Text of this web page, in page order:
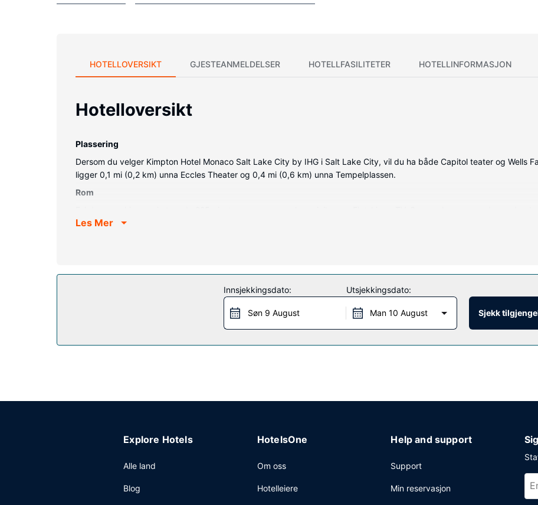
HOTELLOVERSIKT GJESTEANMELDELSER HOTELLFASILITETER HOTELLINFORMASJON
Hotelloversikt
Plassering
Dersom du velger Kimpton Hotel Monaco Salt Lake City by IHG i Salt Lake City, vil du ha både Capitol teater og Wells
ligger 0,1 mi (0,2 km) unna Eccles Theater og 0,4 mi (0,6 km) unna Tempelplassen.
Rom
deg oppdatert med wi-fi (inkludert) på rommet, og underholdningen er sikret med parabol-TV. Rommene har privat
Restaurant
Kom og spis lunsj eller middag i dette hotellets restaurant, Bambara, eller bli på rommet og benytt deg av romservice
noe å drikke i baren/loungen. Komplett frokost tilbys daglig fra kl. 07.00 til kl. 11.00 mot et tillegg.
Les Mer
Innsjekkingsdato:
Søn 9 August
Utsjekkingsdato:
Man 10 August Sjekk
Explore Hotels
Alle land
Blog
HotelsOne
Om oss
Hotelleiere
Help and support
Support
Min reservasjon